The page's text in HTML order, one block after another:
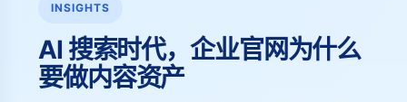
INSIGHTS
AI 搜索时代，企业官网为什么
要做内容资产